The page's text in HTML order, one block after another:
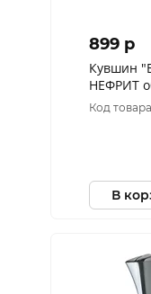
899 p
Кувшин
НЕФРИТ
Код
В